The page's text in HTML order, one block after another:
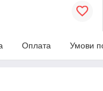
Оплата Умови